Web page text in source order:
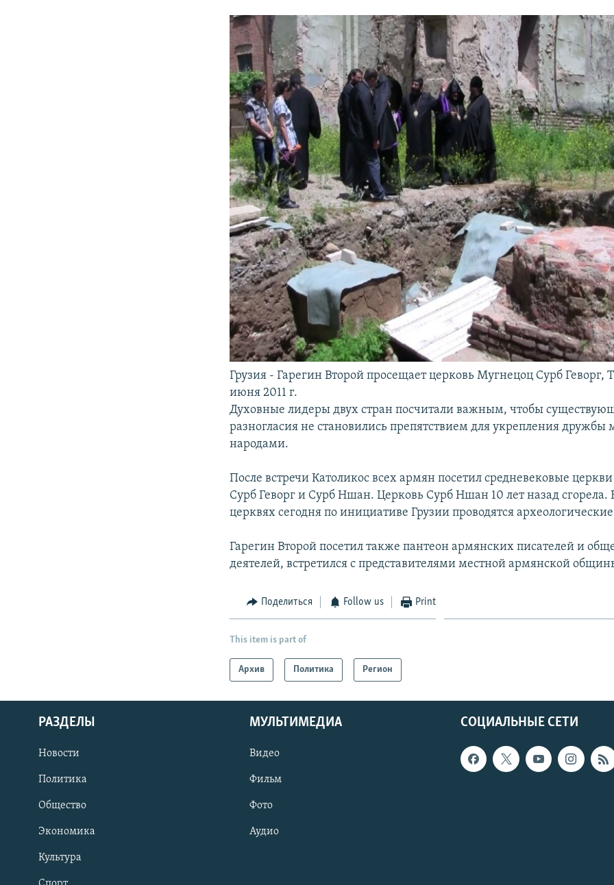
Грузия - Гарегин Второй просещает церковь Мугнецоц Сурб Геворг,
июня 2011 г.
Духовные лидеры двух стран посчитали важным, чтобы
разногласия не становились препятствием для укрепления
народами.
После встречи Католикос всех армян посетил средневековые
Сурб Геворг и Сурб Ншан. Церковь Сурб Ншан 10 лет назад сгорела.
церквях сегодня по инициативе Грузии проводятся
Гарегин Второй посетил также пантеон армянских писателей и
деятелей, встретился с представителями местной армянской
Поделиться Follow us Print
This item is part of
Архив Политика Регион
СОЦИАЛЬНЫЕ СЕТИ
РАЗДЕЛЫ
Новости
Политика
Общество
Экономика
Культура
МУЛЬТИМЕДИА
Видео
Фильм
Фото
Аудио